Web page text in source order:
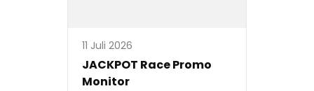
11 Juli 2026
JACKPOT Race Promo
Monitor